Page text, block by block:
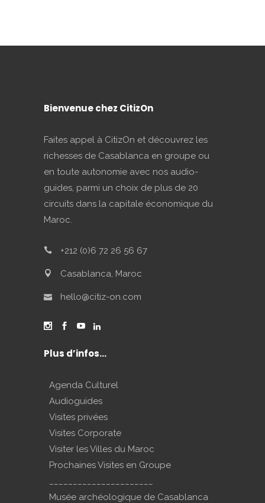
Bienvenue chez CitizOn
Faites appel à CitizOn et découvrez les
richesses de Casablanca en groupe ou
en toute autonomie avec nos audio-
guides, parmi un choix de plus de 20
circuits dans la capitale économique du
Maroc.
+212 (0)6 72 26 56 67
Casablanca, Maroc
hello@citiz-on.com
Plus d’infos…
Agenda Culturel
Audioguides
Visites privées
Visites Corporate
Visiter les Villes du Maroc
Prochaines Visites en Groupe
Musée archéologique de Casablanca